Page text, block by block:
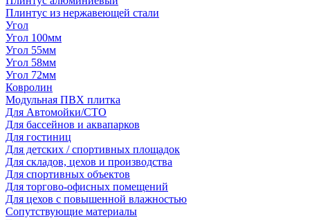
Плинтус из нержавеющей стали
Угол
Угол 100мм
Угол 55мм
Угол 58мм
Угол 72мм
Ковролин
Модульная ПВХ плитка
Для Автомойки/СТО
Для бассейнов и аквапарков
Для гостиниц
Для детских / спортивных площадок
Для складов, цехов и производства
Для спортивных объектов
Для торгово-офисных помещений
Для цехов с повышенной влажностью
Сопутствующие материалы